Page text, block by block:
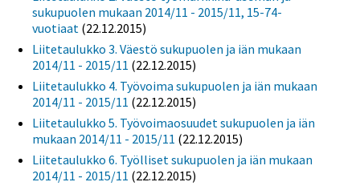
sukupuolen mukaan 2014/11 - 2015/11, 15-74-
vuotiaat (22.12.2015)
Liitetaulukko 3. Väestö sukupuolen ja iän mukaan
2014/11 - 2015/11 (22.12.2015)
Liitetaulukko 4. Työvoima sukupuolen ja iän mukaan
2014/11 - 2015/11 (22.12.2015)
Liitetaulukko 5. Työvoimaosuudet sukupuolen ja iän
mukaan 2014/11 - 2015/11 (22.12.2015)
Liitetaulukko 6. Työlliset sukupuolen ja iän mukaan
2014/11 - 2015/11 (22.12.2015)